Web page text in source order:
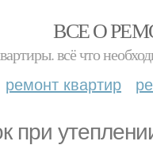
ВСЕ О
всё что
ремонт квартир
при